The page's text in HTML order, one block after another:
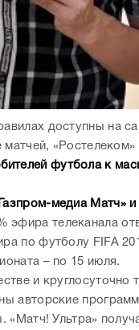
доступны на
«Ростелеком»
футбола к
медиа Матч»
эфира телеканала
по футболу FIFA
– по 15 июля.
и круглосуточно
авторские
Ультра»